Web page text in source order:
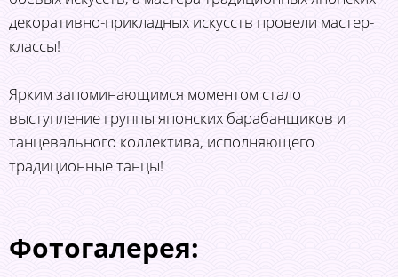
декоративно-прикладных искусств провели мастер-
классы!
Ярким запоминающимся моментом стало
выступление группы японских барабанщиков и
танцевального коллектива, исполняющего
традиционные танцы!
Фотогалерея: